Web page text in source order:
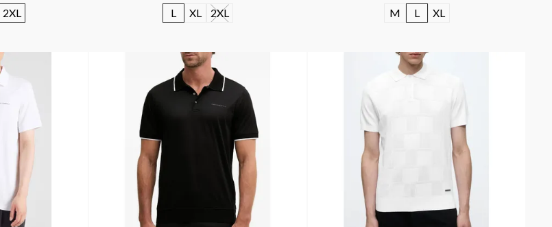
2XL L XL 2XL M L XL